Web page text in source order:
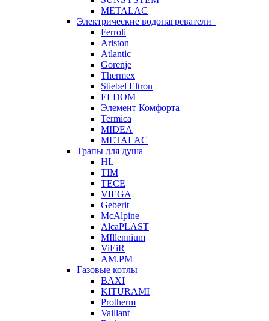
METALAC
Электрические водонагреватели
Ferroli
Ariston
Atlantic
Gorenje
Thermex
Stiebel Eltron
ELDOM
Элемент Комфорта
Termica
MIDEA
METALAC
Трапы для душа
HL
TIM
TECE
VIEGA
Geberit
McAlpine
AlcaPLAST
MIllennium
ViEiR
AM.PM
Газовые котлы
BAXI
KITURAMI
Protherm
Vaillant